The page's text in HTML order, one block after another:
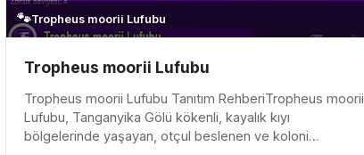
🐾Tropheus moorii Lufubu
Tropheus moorii Lufubu
Tropheus moorii Lufubu Tanıtım RehberiTropheus moorii
Lufubu, Tanganyika Gölü kökenli, kayalık kıyı
bölgelerinde yaşayan, otçul beslenen ve koloni